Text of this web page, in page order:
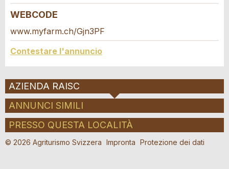
Nachricht
* Ingresso richiesto
A garanzia di qualità una copia di questa e-
mail è stata inviata a guidle e Agriturismo
Svizzera.
WEBCODE
www.myfarm.ch/Gjn3PF
Contestare l'annuncio
AZIENDA RAISC
ANNUNCI SIMILI
PRESSO QUESTA LOCALITÀ
© 2026 Agriturismo Svizzera Impronta Protezione dei dati